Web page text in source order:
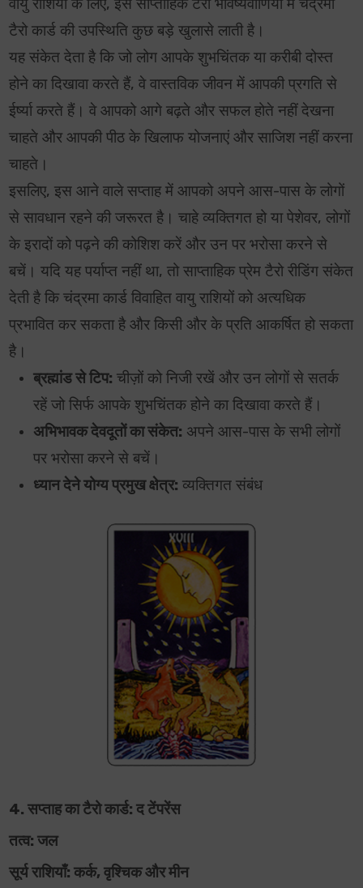
वायु राशियों के लिए, इस साप्ताहिक टैरो भविष्यवाणियों में चंद्रमा
टैरो कार्ड की उपस्थिति कुछ बड़े खुलासे लाती है।
यह संकेत देता है कि जो लोग आपके शुभचिंतक या करीबी दोस्त
होने का दिखावा करते हैं, वे वास्तविक जीवन में आपकी प्रगति से
ईर्ष्या करते हैं। वे आपको आगे बढ़ते और सफल होते नहीं देखना
चाहते और आपकी पीठ के खिलाफ योजनाएं और साजिश नहीं करना
चाहते।
इसलिए, इस आने वाले सप्ताह में आपको अपने आस-पास के लोगों
से सावधान रहने की जरूरत है। चाहे व्यक्तिगत हो या पेशेवर, लोगों
के इरादों को पढ़ने की कोशिश करें और उन पर भरोसा करने से
बचें। यदि यह पर्याप्त नहीं था, तो साप्ताहिक प्रेम टैरो रीडिंग संकेत
देती है कि चंद्रमा कार्ड विवाहित वायु राशियों को अत्यधिक
प्रभावित कर सकता है और किसी और के प्रति आकर्षित हो सकता
है।
ब्रह्मांड से टिप: चीज़ों को निजी रखें और उन लोगों से सतर्क
रहें जो सिर्फ आपके शुभचिंतक होने का दिखावा करते हैं।
अभिभावक देवदूतों का संकेत: अपने आस-पास के सभी लोगों
पर भरोसा करने से बचें।
ध्यान देने योग्य प्रमुख क्षेत्र: व्यक्तिगत संबंध
4. सप्ताह का टैरो कार्ड: द टेंपरेंस
तत्व: जल
सूर्य राशियाँ: कर्क, वृश्चिक और मीन